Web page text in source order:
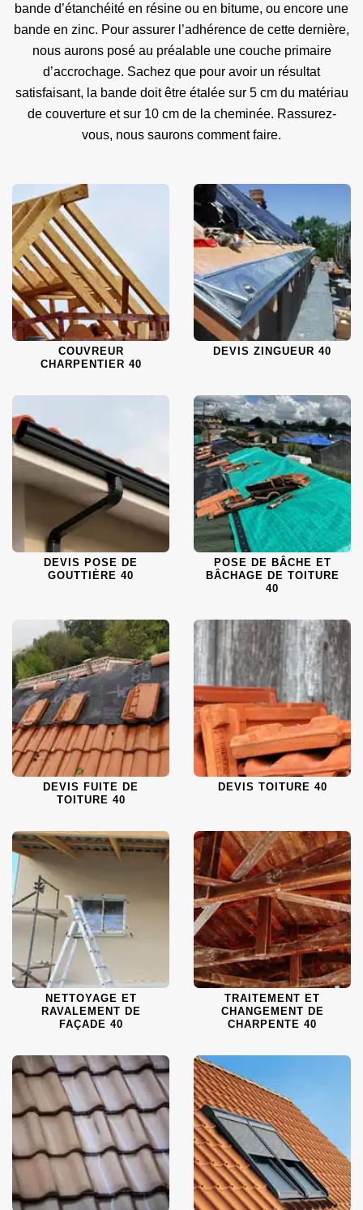
bande d’étanchéité en résine ou en bitume, ou encore une
bande en zinc. Pour assurer l’adhérence de cette dernière,
nous aurons posé au préalable une couche primaire
d’accrochage. Sachez que pour avoir un résultat
satisfaisant, la bande doit être étalée sur 5 cm du matériau
de couverture et sur 10 cm de la cheminée. Rassurez-
vous, nous saurons comment faire.
COUVREUR
CHARPENTIER 40
DEVIS ZINGUEUR 40
DEVIS POSE DE
GOUTTIÈRE 40
POSE DE BÂCHE ET
BÂCHAGE DE TOITURE
40
DEVIS FUITE DE
TOITURE 40
DEVIS TOITURE 40
NETTOYAGE ET
RAVALEMENT DE
FAÇADE 40
TRAITEMENT ET
CHANGEMENT DE
CHARPENTE 40